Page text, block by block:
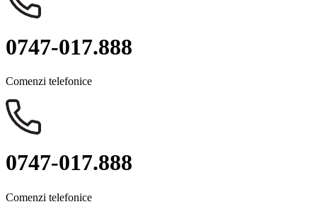
0747-017.888
Comenzi telefonice
0747-017.888
Comenzi telefonice